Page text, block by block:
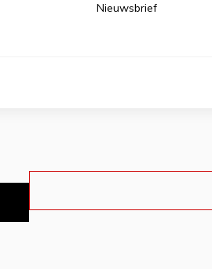
Nieuwsbrief